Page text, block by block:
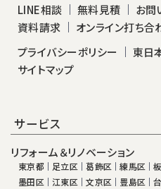
LINE相談
無料見積 お問
資料請求
オンライン打ち合
プライバシーポリシー
東日
サイトマップ
サービス
リフォーム＆リノベーション
東京都 足立区 葛飾区 練馬区
墨田区
江東区 文京区 豊島区